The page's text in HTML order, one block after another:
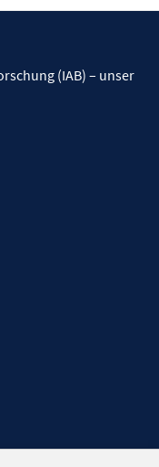
(IAB) – unser